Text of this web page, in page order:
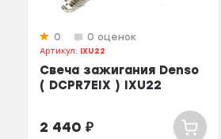
0 0 оценок
Артикул: IXU22
Свеча зажигания Denso
( DCPR7EIX ) IXU22
2 440₽